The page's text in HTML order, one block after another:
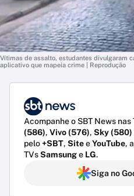
Vítimas de assalto, estudantes divulgaram
aplicativo que mapeia crime | Reprodução
Acompanhe o SBT News
(586), Vivo (576), Sky (580)
pelo+SBT, SiteeYouTube,
TVsSamsunge LG.
Siga no